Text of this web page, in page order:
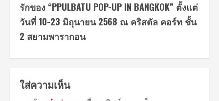
รักของ “PPULBATU POP-UP IN BANGKOK” ตั้งแต่
วันที่ 10-23 มิถุนายน 2568 ณ คริสตัล คอร์ท ชั้น
2 สยามพารากอน
ใส่ความเห็น